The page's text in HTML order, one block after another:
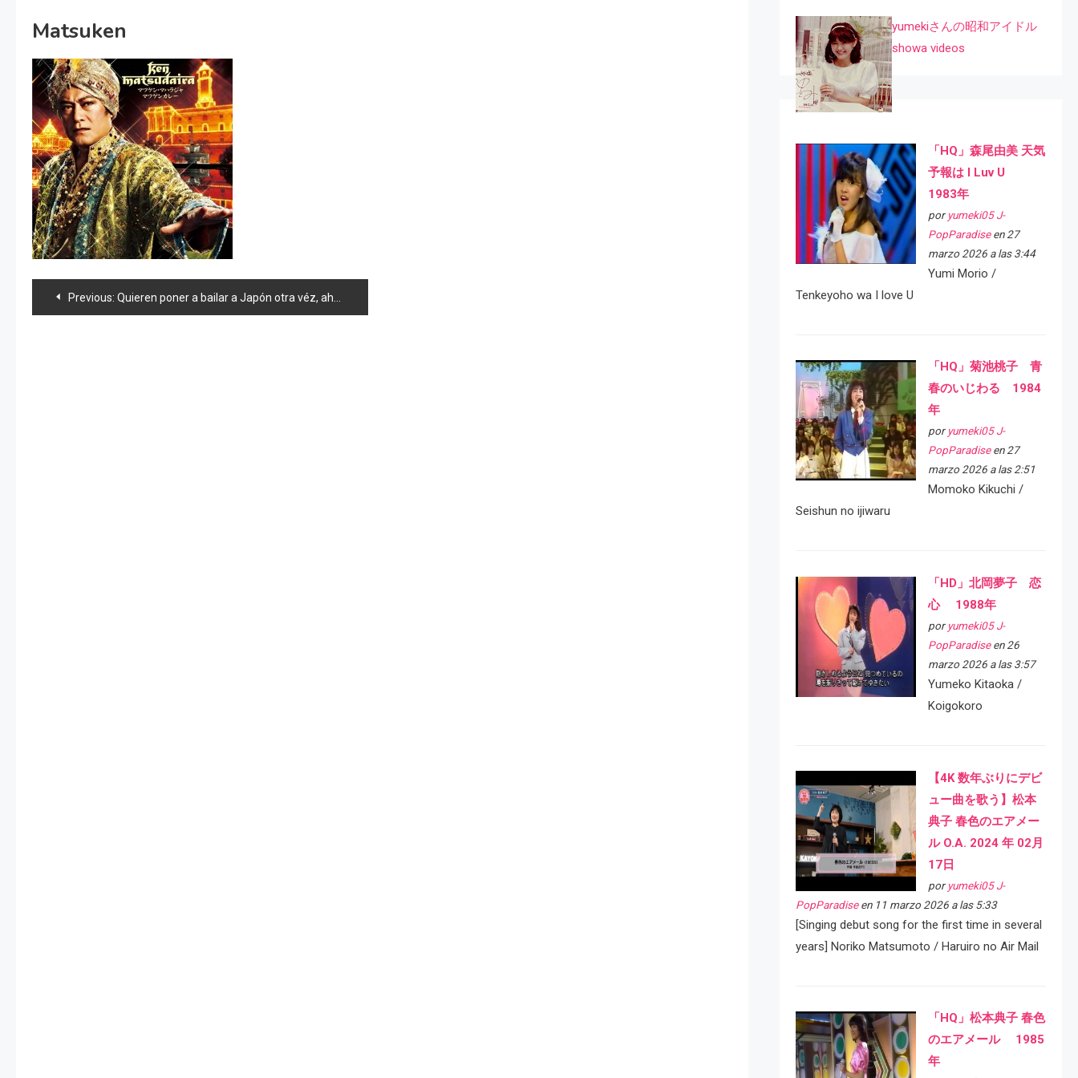
Matsuken
Navegación
Previous: Quieren poner a bailar a Japón otra véz, ahora con «Matsuken-Maharajá»
yumekiさんの昭和アイドル
showa videos
「HQ」森尾由美 天気
予報は I Luv U
1983年
por yumeki05 J-
PopParadiseen 27
marzo 2026 a las 3:44
Yumi Morio /
Tenkeyoho wa I love U
「HQ」菊池桃子 青
春のいじわる 1984
年
por yumeki05 J-
PopParadiseen 27
marzo 2026 a las 2:51
Momoko Kikuchi /
Seishun no ijiwaru
「HD」北岡夢子 恋
心 1988年
por yumeki05 J-
PopParadiseen 26
marzo 2026 a las 3:57
Yumeko Kitaoka /
Koigokoro
【4K 数年ぶりにデビ
ュー曲を歌う】松本
典子 春色のエアメー
ル O.A. 2024 年 02月
17日
por yumeki05 J-
PopParadiseen 11 marzo 2026 a las 5:33
[Singing debut song for the first time in several
years] Noriko Matsumoto / Haruiro no Air Mail
「HQ」松本典子 春色
のエアメール 1985
年